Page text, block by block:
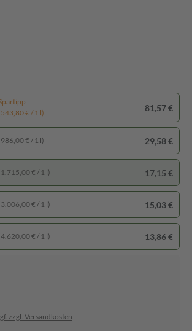
€ / 1 l)
81,57 €
€ / 1 l) 29,58 €
€ / 1 l) 17,15 €
€ / 1 l) 15,03 €
€ / 1 l) 13,86 €
zzgl. Versandkosten